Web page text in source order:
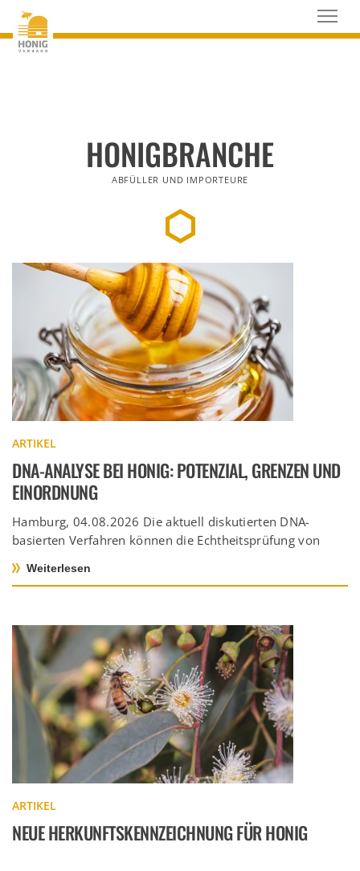
HONIGBRANCHE
ABFÜLLER UND IMPORTEURE
ARTIKEL
DNA-ANALYSE BEI HONIG: POTENZIAL, GRENZEN UND
EINORDNUNG
Hamburg, 04.08.2026 Die aktuell diskutierten DNA-
basierten Verfahren können die Echtheitsprüfung von
es jedoch […]
Weiterlesen
ARTIKEL
NEUE HERKUNFTSKENNZEICHNUNG FÜR HONIG